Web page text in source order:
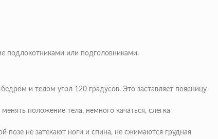
подлокотниками или подголовниками.
и телом угол 120 градусов. Это заставляет поясницу
положение тела, немного качаться, слегка
позе не затекают ноги и спина, не сжимаются грудная